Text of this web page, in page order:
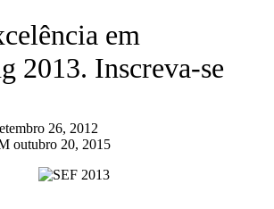
em
2013. Inscreva-se
26, 2012
outubro 20, 2015